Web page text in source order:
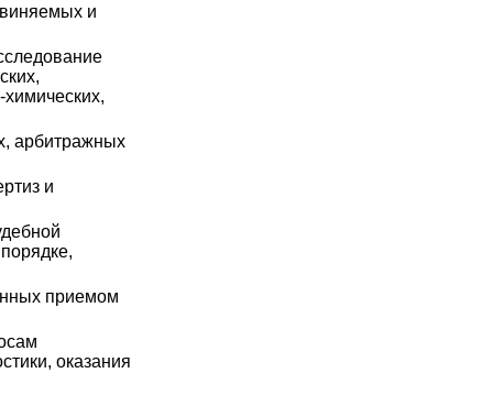
и
химических,
арбитражных
и
приемом
оказания